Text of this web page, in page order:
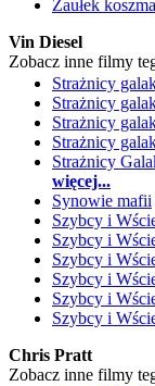
Zaułek
Vin Diesel
Zobacz inne filmy
Strażnicy
Strażnicy
Strażnicy
Strażnicy
Strażnicy
więcej...
Synowie mafii
Szybcy i
Szybcy i
Szybcy i
Szybcy i
Szybcy i
Szybcy i
Chris Pratt
Zobacz inne filmy